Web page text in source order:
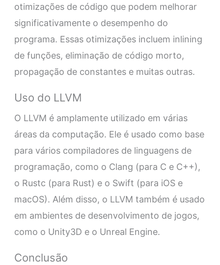
otimizações de código que podem melhorar
significativamente o desempenho do
programa. Essas otimizações incluem inlining
de funções, eliminação de código morto,
propagação de constantes e muitas outras.
Uso do LLVM
O LLVM é amplamente utilizado em várias
áreas da computação. Ele é usado como base
para vários compiladores de linguagens de
programação, como o Clang (para C e C++),
o Rustc (para Rust) e o Swift (para iOS e
macOS). Além disso, o LLVM também é usado
em ambientes de desenvolvimento de jogos,
como o Unity3D e o Unreal Engine.
Conclusão